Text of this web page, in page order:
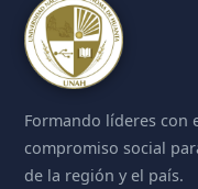
Formando líderes con
compromiso social
de la región y el país.